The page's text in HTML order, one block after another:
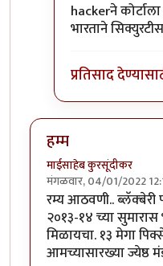
hackerने
भारताने
प्रतिसाद
हम्म
माईसाहेब कुरसूंदीकर
मंगळवार, 04/01/2022
रम्य आठवणी.. ब्लॅक्बेरी
२०१३-१४ च्या सुमारास
मिळायचा. १३ मेगा
आमच्यासारख्या ज्येष्ठ